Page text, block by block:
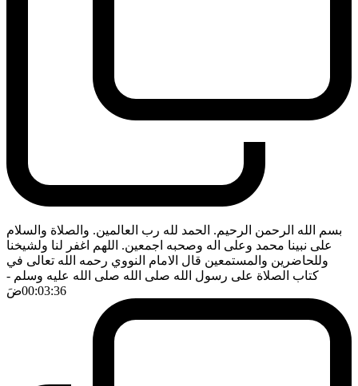
بسم الله الرحمن الرحيم. الحمد لله رب العالمين. والصلاة والسلام
على نبينا محمد وعلى اله وصحبه اجمعين. اللهم اغفر لنا ولشيخنا
وللحاضرين والمستمعين قال الامام النووي رحمه الله تعالى في
كتاب الصلاة على رسول الله صلى الله صلى الله عليه وسلم -
00:03:36ضَ